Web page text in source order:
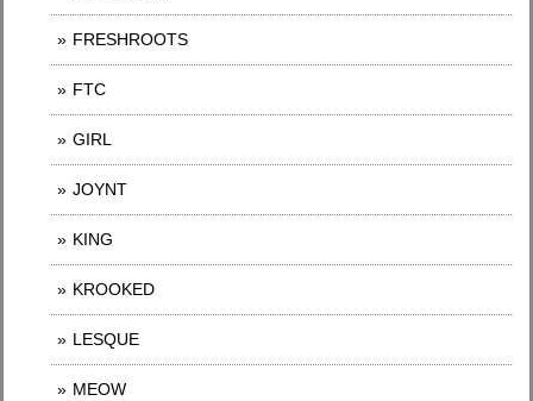
FRESHROOTS
FTC
GIRL
JOYNT
KING
KROOKED
LESQUE
MEOW